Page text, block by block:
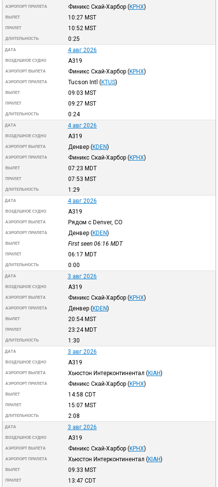
АЭРОПОРТ ПРИЛЕТА Финикс Скай-Харбор (KPHX)
ВЫЛЕТ 10:27 MST
ПРИЛЕТ 10:52 MST
ДЛИТЕЛЬНОСТЬ 0:25
ДАТА 4 авг 2026
ВОЗДУШНОЕ СУДНО A319
АЭРОПОРТ ВЫЛЕТА Финикс Скай-Харбор (KPHX)
АЭРОПОРТ ПРИЛЕТА Tucson Intl (KTUS)
ВЫЛЕТ 09:03 MST
ПРИЛЕТ 09:27 MST
ДЛИТЕЛЬНОСТЬ 0:24
ДАТА 4 авг 2026
ВОЗДУШНОЕ СУДНО A319
АЭРОПОРТ ВЫЛЕТА Денвер (KDEN)
АЭРОПОРТ ПРИЛЕТА Финикс Скай-Харбор (KPHX)
ВЫЛЕТ 07:23 MDT
ПРИЛЕТ 07:53 MST
ДЛИТЕЛЬНОСТЬ 1:29
ДАТА 4 авг 2026
ВОЗДУШНОЕ СУДНО A319
АЭРОПОРТ ВЫЛЕТА Рядом с Denver, CO
АЭРОПОРТ ПРИЛЕТА Денвер (KDEN)
ВЫЛЕТ First seen 06:16 MDT
ПРИЛЕТ 06:17 MDT
ДЛИТЕЛЬНОСТЬ 0:00
ДАТА 3 авг 2026
ВОЗДУШНОЕ СУДНО A319
АЭРОПОРТ ВЫЛЕТА Финикс Скай-Харбор (KPHX)
АЭРОПОРТ ПРИЛЕТА Денвер (KDEN)
ВЫЛЕТ 20:54MST
ПРИЛЕТ 23:24MDT
ДЛИТЕЛЬНОСТЬ 1:30
ДАТА 3 авг 2026
ВОЗДУШНОЕ СУДНО A319
АЭРОПОРТ ВЫЛЕТА Хьюстон Интерконтинентал (KIAH)
АЭРОПОРТ ПРИЛЕТА Финикс Скай-Харбор (KPHX)
ВЫЛЕТ 14:58 CDT
ПРИЛЕТ 15:07 MST
ДЛИТЕЛЬНОСТЬ 2:08
ДАТА 3 авг 2026
ВОЗДУШНОЕ СУДНО A319
АЭРОПОРТ ВЫЛЕТА Финикс Скай-Харбор (KPHX)
АЭРОПОРТ ПРИЛЕТА Хьюстон Интерконтинентал (KIAH)
ВЫЛЕТ 09:33 MST
ПРИЛЕТ 13:47 CDT